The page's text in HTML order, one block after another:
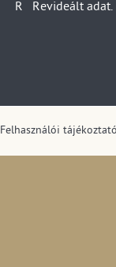
R
Revideált adat.
Felhasználói